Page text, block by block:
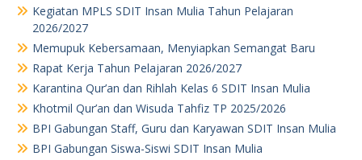
Kegiatan MPLS SDIT Insan Mulia Tahun Pelajaran
2026/2027
Memupuk Kebersamaan, Menyiapkan Semangat Baru
Rapat Kerja Tahun Pelajaran 2026/2027
Karantina Qur’an dan Rihlah Kelas 6 SDIT Insan Mulia
Khotmil Qur’an dan Wisuda Tahfiz TP 2025/2026
BPI Gabungan Staff, Guru dan Karyawan SDIT Insan Mulia
BPI Gabungan Siswa-Siswi SDIT Insan Mulia